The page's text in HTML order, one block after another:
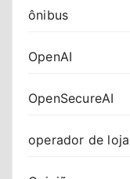
ônibus
OpenAI
OpenSecureAI
operador de loja